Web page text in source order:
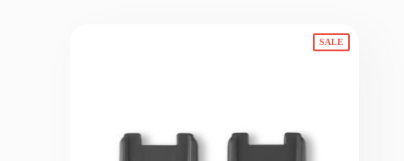
SALE